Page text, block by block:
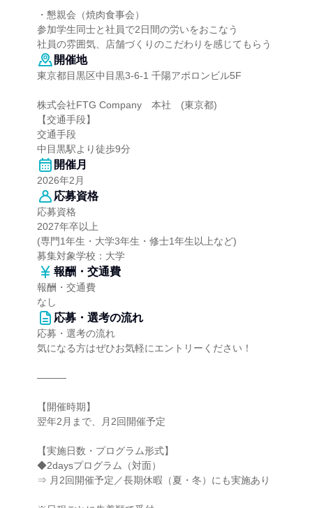
・懇親会（焼肉食事会）
参加学生同士と社員で2日間の労いをおこなう
社員の雰囲気、店舗づくりのこだわりを感じてもらう
開催地
東京都目黒区中目黒3-6-1 千陽アポロンビル5F
株式会社FTG Company 本社 (東京都)
【交通手段】
交通手段
中目黒駅より徒歩9分
開催月
2026年2月
応募資格
応募資格
2027年卒以上
(専門1年生・大学3年生・修士1年生以上など)
募集対象学校：大学
報酬・交通費
報酬・交通費
なし
応募・選考の流れ
応募・選考の流れ
気になる方はぜひお気軽にエントリーください！
―――
【開催時期】
翌年2月まで、月2回開催予定
【実施日数・プログラム形式】
◆2daysプログラム（対面）
⇒ 月2回開催予定／長期休暇（夏・冬）にも実施あり